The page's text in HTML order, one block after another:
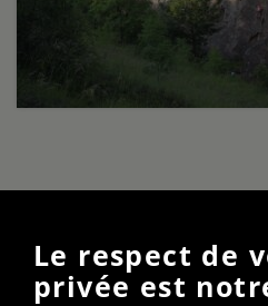
Gymnase St-Roch
20 rue Charles
Le respect de
privée est